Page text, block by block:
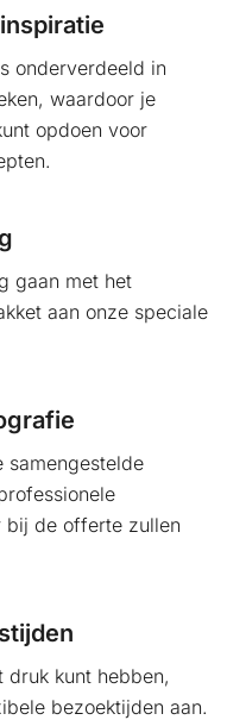
onderverdeeld in
waardoor je
opdoen voor
gaan met het
aan onze speciale
samengestelde
de offerte zullen
druk kunt hebben,
bezoektijden aan.